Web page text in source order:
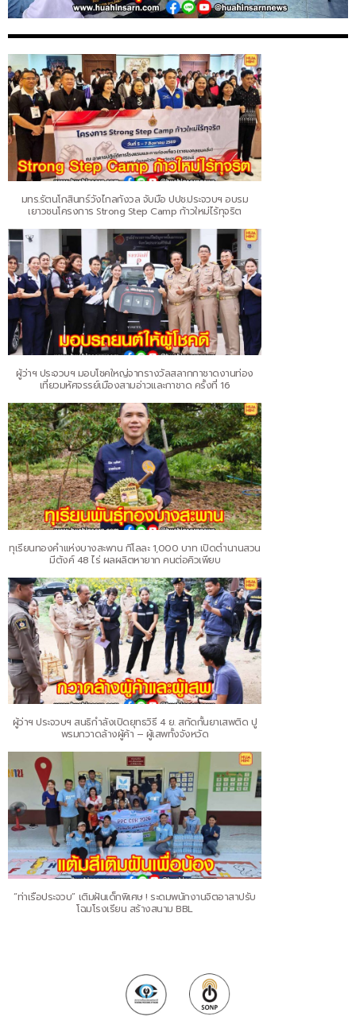
มทร.รัตนโกสินทร์วังไกลกังวล จับมือ ปปช.ประจวบฯ อบรม
เยาวชนโครงการ Strong Step Camp ก้าวใหม่ไร้ทุจริต
ผู้ว่าฯ ประจวบฯ มอบโชคใหญ่จากรางวัลสลากกาชาดงานท่อง
เที่ยวมหัศจรรย์เมืองสามอ่าวและกาชาด ครั้งที่ 16
ทุเรียนทองคำแห่งบางสะพาน กิโลละ 1,000 บาท เปิดตำนานสวน
มีตังค์ 48 ไร่ ผลผลิตหายาก คนต่อคิวเพียบ
ผู้ว่าฯ ประจวบฯ สนธิกำลังเปิดยุทธวิธี 4 ย. สกัดกั้นยาเสพติด ปู
พรมกวาดล้างผู้ค้า – ผู้เสพทั้งจังหวัด
“ท่าเรือประจวบ” เติมฝันเด็กพิเศษ ! ระดมพนักงานจิตอาสาปรับ
โฉมโรงเรียน สร้างสนาม BBL